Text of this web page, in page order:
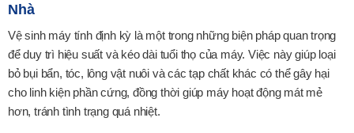
Nhà
Vệ sinh máy tính định kỳ là một trong những biện pháp quan trọng
để duy trì hiệu suất và kéo dài tuổi thọ của máy. Việc này giúp loại
bỏ bụi bẩn, tóc, lông vật nuôi và các tạp chất khác có thể gây hại
cho linh kiện phần cứng, đồng thời giúp máy hoạt động mát mẻ
hơn, tránh tình trạng quá nhiệt.